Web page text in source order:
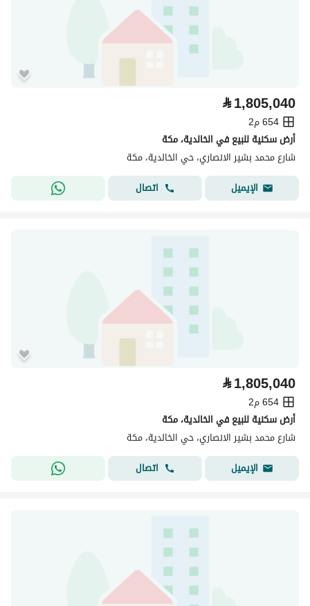
⃁1,805,040
654 م2
أرض سكنية للبيع في الخالدية، مكة
شارع محمد بشير الانصاري، حي الخالدية، مكة
الإيميل
اتصال
⃁1,805,040
654 م2
أرض سكنية للبيع في الخالدية، مكة
شارع محمد بشير الانصاري، حي الخالدية، مكة
الإيميل
اتصال